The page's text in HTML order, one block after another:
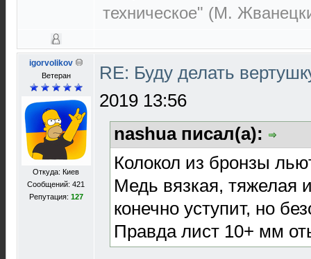
техническое" (М.
igorvolikov
Ветеран
Откуда: Киев
Сообщений: 421
Репутация: 127
RE: Буду делать
2019 13:56
nashua писал(а):
Колокол из бронзы
Медь вязкая, тяжелая
конечно уступит, но
Правда лист 10+ мм